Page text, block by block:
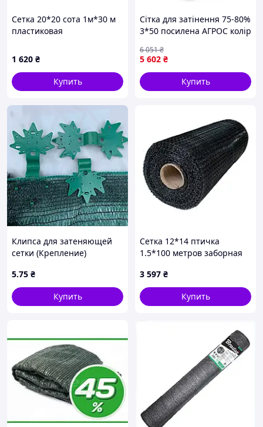
Сетка 20*20 сота 1м*30 м
пластиковая
1 620 ₴
Купить
Сітка для затінення 75-80%
3*50 посилена AГРОС колір
5 602 ₴
6 051₴
Купить
Клипса для затеняющей
сетки (Крепление)
5.75 ₴
Купить
Сетка 12*14 птичка
1.5*100 метров заборная
3 597 ₴
Купить